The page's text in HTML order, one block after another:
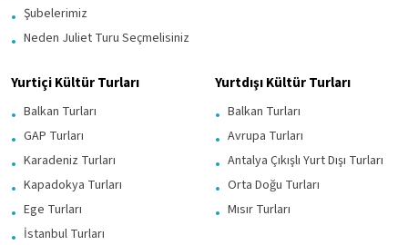
Şubelerimiz
Neden Juliet Turu Seçmelisiniz
Yurtiçi Kültür Turları
Balkan Turları
GAP Turları
Karadeniz Turları
Kapadokya Turları
Ege Turları
İstanbul Turları
Yurtdışı Kültür Turları
Balkan Turları
Avrupa Turları
Antalya Çıkışlı Yurt Dışı Turları
Orta Doğu Turları
Mısır Turları